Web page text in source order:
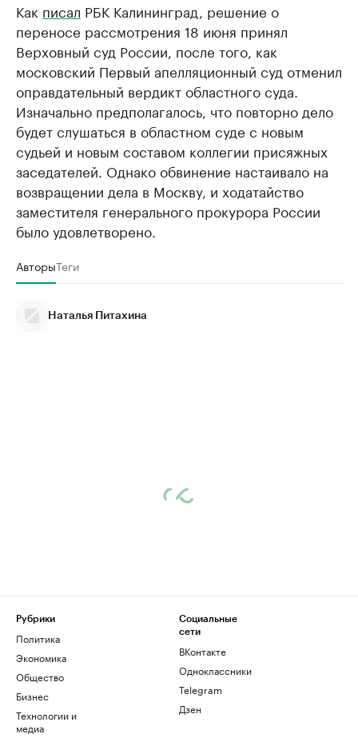
Как писал РБК Калининград, решение о
переносе рассмотрения 18 июня принял
Верховный суд России, после того, как
московский Первый апелляционный суд отменил
оправдательный вердикт областного суда.
Изначально предполагалось, что повторно дело
будет слушаться в областном суде с новым
судьей и новым составом коллегии присяжных
заседателей. Однако обвинение настаивало на
возвращении дела в Москву, и ходатайство
заместителя генерального прокурора России
было удовлетворено.
АвторыТеги
Наталья Питахина
Рубрики
Политика
Экономика
Общество
Бизнес
Технологии и
медиа
Социальные
сети
ВКонтакте
Одноклассники
Telegram
Дзен